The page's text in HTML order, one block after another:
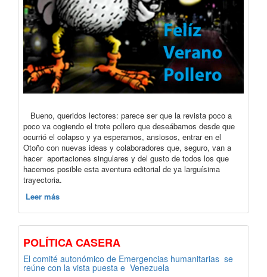
Bueno, queridos lectores: parece ser que la revista poco a
poco va cogiendo el trote pollero que deseábamos desde que
ocurrió el colapso y ya esperamos, ansiosos, entrar en el
Otoño con nuevas ideas y colaboradores que, seguro, van a
hacer aportaciones singulares y del gusto de todos los que
hacemos posible esta aventura editorial de ya larguísima
trayectoria.
Leer más
POLÍTICA CASERA
El comité autonómico de Emergencias humanitarias se
reúne con la vista puesta e Venezuela